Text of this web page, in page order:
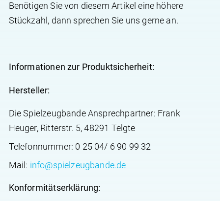
Benötigen Sie von diesem Artikel eine höhere
Stückzahl, dann sprechen Sie uns gerne an.
Informationen zur Produktsicherheit:
Hersteller:
Die Spielzeugbande Ansprechpartner: Frank
Heuger, Ritterstr. 5, 48291 Telgte
Telefonnummer: 0 25 04/ 6 90 99 32
Mail: info@spielzeugbande.de
Konformitätserklärung: